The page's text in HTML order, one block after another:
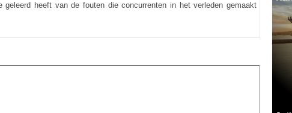
heeft van de fouten die concurrenten in het verleden gemaakt